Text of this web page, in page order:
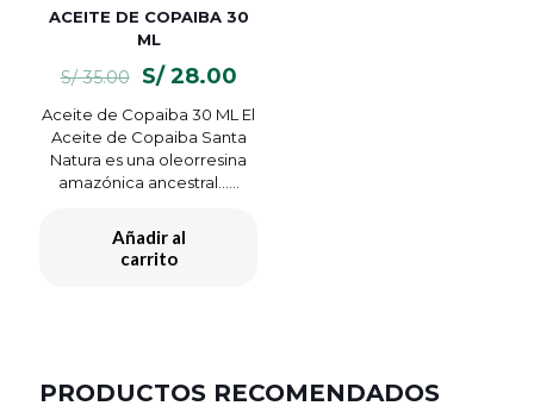
ACEITE DE COPAIBA 30
ML
S/35.00
El
original
era:
S/ 35.00.
S/28.00El
actual
es:
S/ 28.00.
Aceite de Copaiba 30 ML El
Aceite de Copaiba Santa
Natura es una oleorresina
amazónica ancestral…...
Añadir al
carrito
PRODUCTOS RECOMENDADOS